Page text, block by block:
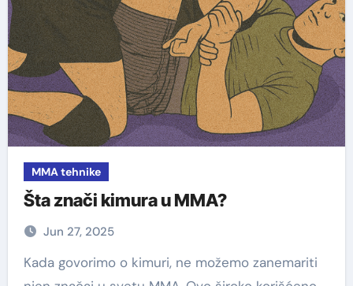
MMA tehnike
Šta znači kimura u MMA?
Jun 27, 2025
Kada govorimo o kimuri, ne možemo zanemariti